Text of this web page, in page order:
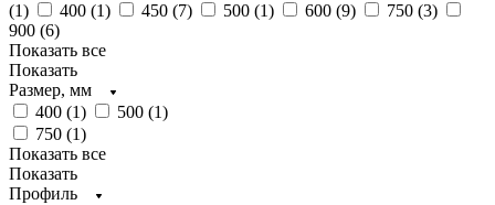
(1) 400 (1) 450 (7) 500 (1) 600 (9) 750 (3)
900 (6)
Показать все
Показать
Размер, мм
400 (1) 500 (1)
750 (1)
Показать все
Показать
Профиль